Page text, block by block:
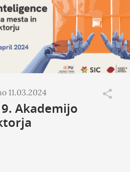
11.03.2024
Akademijo